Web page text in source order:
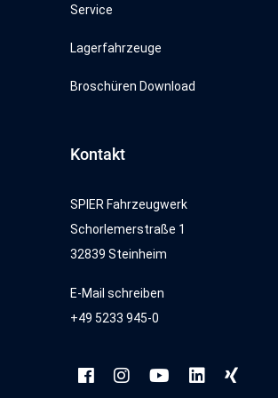
Service
Lagerfahrzeuge
Broschüren Download
Kontakt
SPIER Fahrzeugwerk
Schorlemerstraße 1
32839 Steinheim
E-Mail schreiben
+49 5233 945-0